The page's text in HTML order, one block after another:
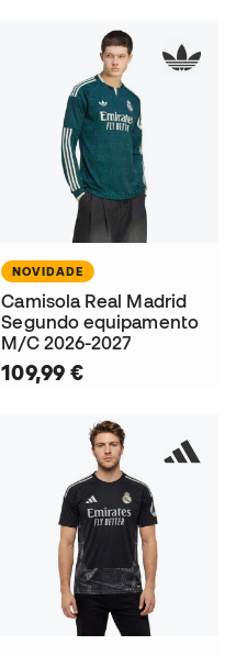
NOVIDADE
Camisola Real Madrid
Segundo equipamento
M/C 2026-2027
109,99 €